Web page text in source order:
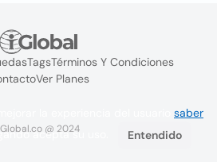
TagsTérminos Y Condiciones
Ver Planes
@ 2024
saber
acepta su uso. Entendido